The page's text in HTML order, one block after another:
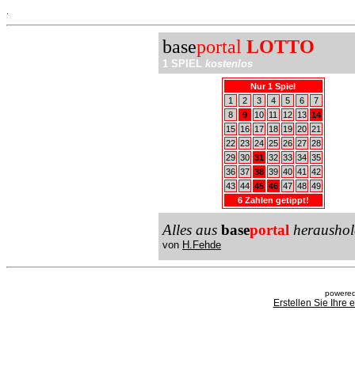
baseportal LOTTO
1 SPIEL kostenlos
Nur 1 Spiel
1
2 3 4 5 6
7
8
9 10 11 12 13 14
15
16 17 18 19 20 21
22 23 24 25 26 27 28
29 30 31 32 33 34 35
36 37 38 39 40 41
42
43 44 45 46 47 48 49
6 Zahlen getippt!
Alles aus baseportal
von H.Fehde
Erstellen Sie Ihre